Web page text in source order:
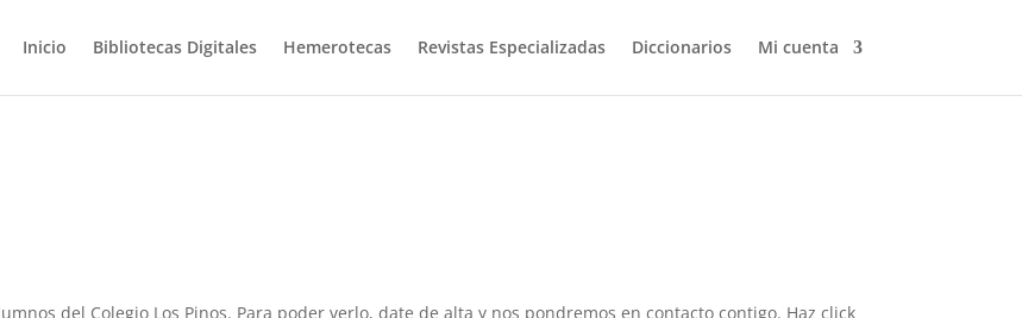
Inicio Bibliotecas Digitales Hemerotecas Revistas Especializadas Diccionarios Mi cuenta
del Colegio Los Pinos. Para poder verlo, date de alta y nos pondremos en contacto contigo. Haz click